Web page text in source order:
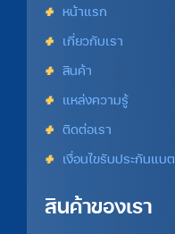
หน้าแรก
เกี่ยวกับเรา
สินค้า
แหล่งความรู้
ติดต่อเรา
เงื่อนไขรับประกันแบต
สินค้าของเรา